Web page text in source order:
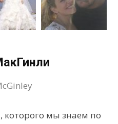
мы знаем по